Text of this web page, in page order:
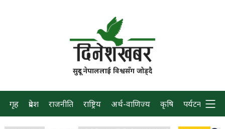
सुदूर नेपाललाई विश्वसँग जोड्दै
गृह प्रदेश राजनीति राष्ट्रिय अर्थ-वाणिज्य कृषि पर्यटन प्रवास